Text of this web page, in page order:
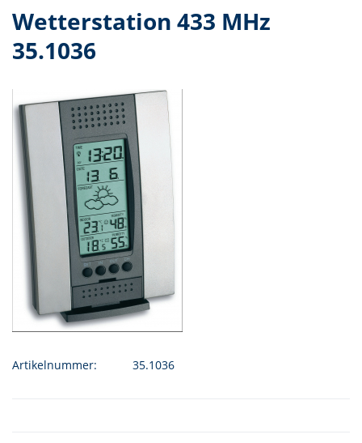
Wetterstation 433 MHz
35.1036
Artikelnummer: 35.1036